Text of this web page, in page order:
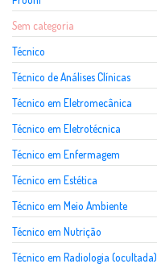
Sem categoria
Técnico
Técnico de Análises Clínicas
Técnico em Eletromecânica
Técnico em Eletrotécnica
Técnico em Enfermagem
Técnico em Estética
Técnico em Meio Ambiente
Técnico em Nutrição
Técnico em Radiologia (ocultada)